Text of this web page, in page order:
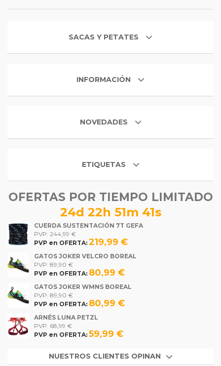
SACAS Y PETATES
INFORMACIÓN
NOVEDADES
ETIQUETAS
OFERTAS POR TIEMPO LIMITADO
24d 22h 51m 40s
CUERDA SUSTENTACIÓN 7T GEFA
PVP: 244,99 €
PVP en OFERTA: 219,99 €
GATOS JOKER VELCRO BOREAL
PVP: 89,90 €
PVP en OFERTA: 80,99 €
GATOS JOKER WMNS BOREAL
PVP: 89,90 €
PVP en OFERTA: 80,99 €
ARNÉS LUNA PETZL
PVP: 68,99 €
PVP en OFERTA: 59,99 €
NUESTROS CLIENTES OPINAN